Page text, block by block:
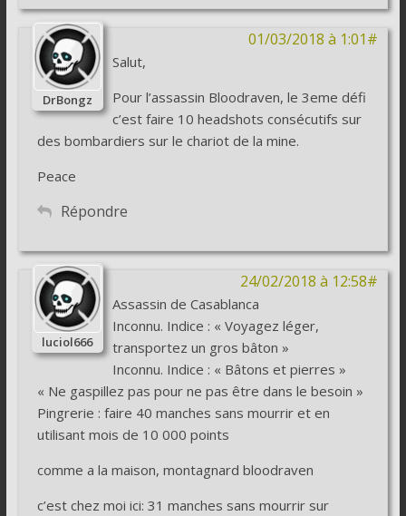
01/03/2018 à 1:01#
DrBongz
Salut,
Pour l’assassin Bloodraven, le 3eme défi
c’est faire 10 headshots consécutifs sur
des bombardiers sur le chariot de la mine.
Peace
Répondre
24/02/2018 à 12:58#
luciol666
Assassin de Casablanca
Inconnu. Indice : « Voyagez léger,
transportez un gros bâton »
Inconnu. Indice : « Bâtons et pierres »
« Ne gaspillez pas pour ne pas être dans le besoin »
Pingrerie : faire 40 manches sans mourrir et en
utilisant mois de 10 000 points
comme a la maison, montagnard bloodraven
c’est chez moi ici: 31 manches sans mourrir sur